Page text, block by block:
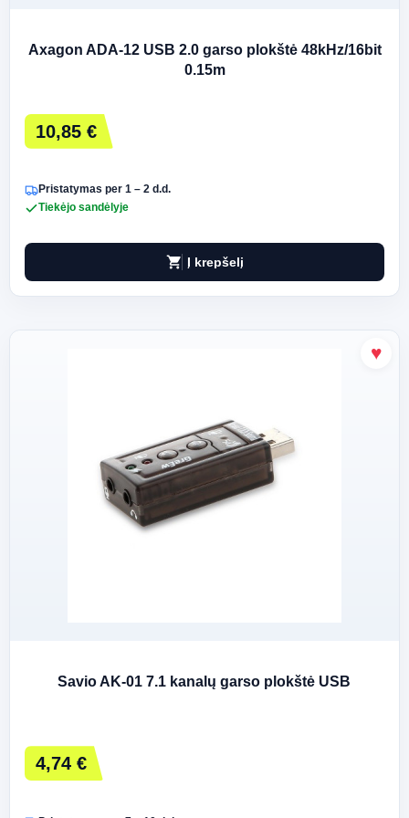
Axagon ADA-12 USB 2.0 garso plokštė 48kHz/16bit
0.15m
10,85 €
Pristatymas per 1 – 2 d.d.
Tiekėjo sandėlyje
shopping_cart Į krepšelį
Savio AK-01 7.1 kanalų garso plokštė USB
4,74 €